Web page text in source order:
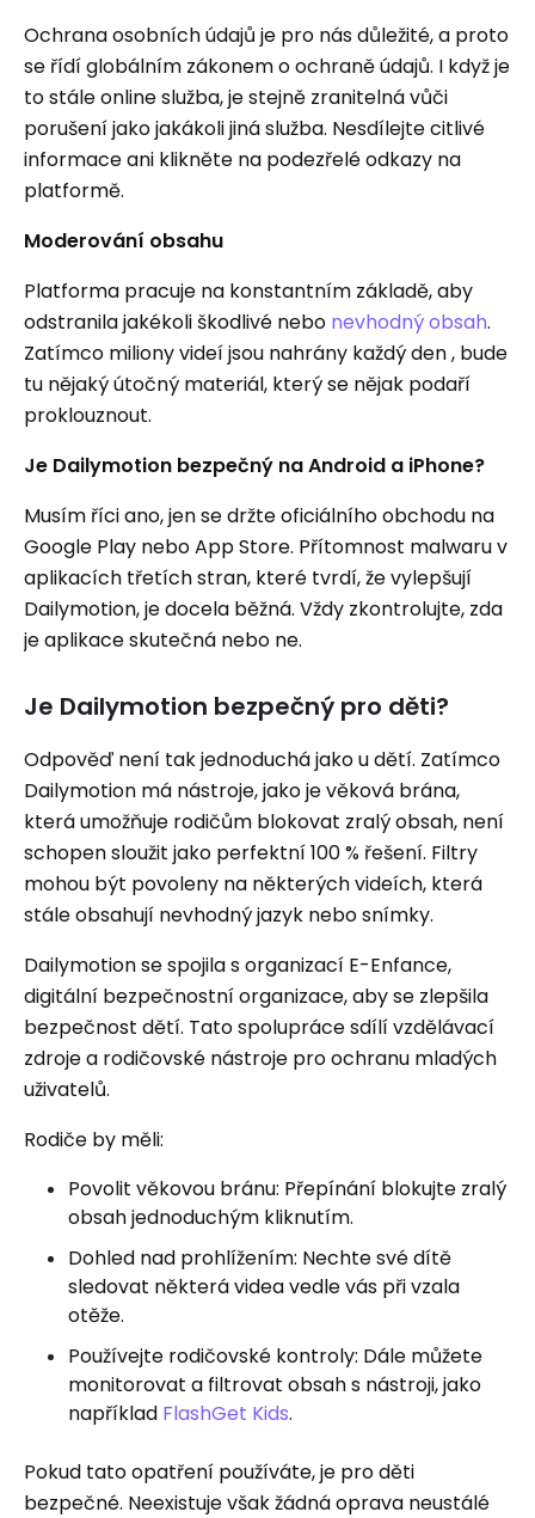
Ochrana osobních údajů je pro nás důležité, a proto
se řídí globálním zákonem o ochraně údajů. I když je
to stále online služba, je stejně zranitelná vůči
porušení jako jakákoli jiná služba. Nesdílejte citlivé
informace ani klikněte na podezřelé odkazy na
platformě.
Moderování obsahu
Platforma pracuje na konstantním základě, aby
odstranila jakékoli škodlivé nebo nevhodný obsah.
Zatímco miliony videí jsou nahrány každý den , bude
tu nějaký útočný materiál, který se nějak podaří
proklouznout.
Je Dailymotion bezpečný na Android a iPhone?
Musím říci ano, jen se držte oficiálního obchodu na
Google Play nebo App Store. Přítomnost malwaru v
aplikacích třetích stran, které tvrdí, že vylepšují
Dailymotion, je docela běžná. Vždy zkontrolujte, zda
je aplikace skutečná nebo ne.
Je Dailymotion bezpečný pro děti?
Odpověď není tak jednoduchá jako u dětí. Zatímco
Dailymotion má nástroje, jako je věková brána,
která umožňuje rodičům blokovat zralý obsah, není
schopen sloužit jako perfektní 100 % řešení. Filtry
mohou být povoleny na některých videích, která
stále obsahují nevhodný jazyk nebo snímky.
Dailymotion se spojila s organizací E-Enfance,
digitální bezpečnostní organizace, aby se zlepšila
bezpečnost dětí. Tato spolupráce sdílí vzdělávací
zdroje a rodičovské nástroje pro ochranu mladých
uživatelů.
Rodiče by měli:
Povolit věkovou bránu: Přepínání blokujte zralý
obsah jednoduchým kliknutím.
Dohled nad prohlížením: Nechte své dítě
sledovat některá videa vedle vás při vzala
otěže.
Používejte rodičovské kontroly: Dále můžete
monitorovat a filtrovat obsah s nástroji, jako
například FlashGet Kids.
Pokud tato opatření používáte, je pro děti
bezpečné. Neexistuje však žádná oprava neustálé